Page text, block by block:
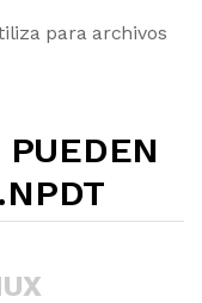
para archivos